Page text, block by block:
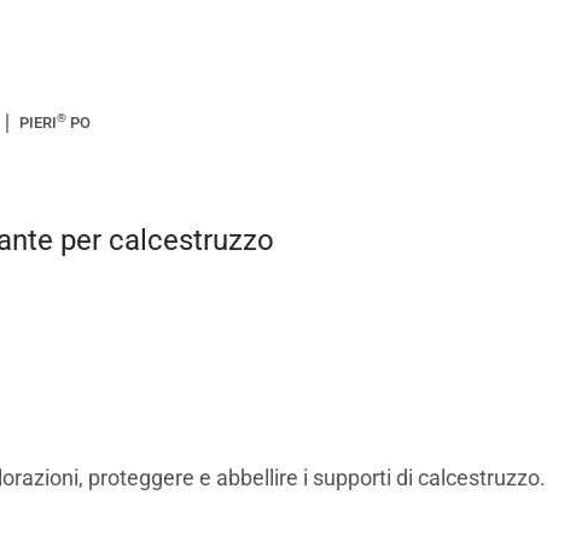
PIERI® PO
per calcestruzzo
proteggere e abbellire i supporti di calcestruzzo.